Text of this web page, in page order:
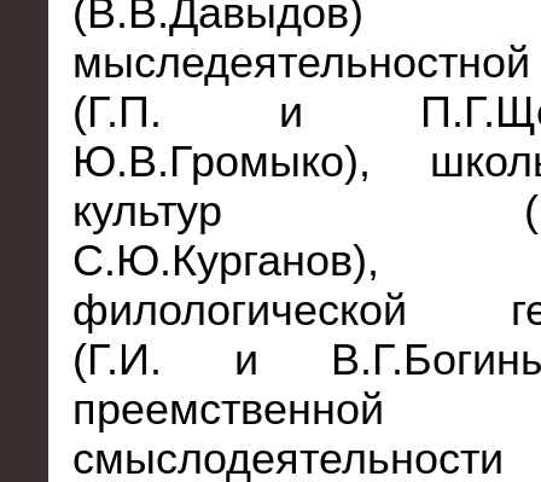
(Г.П. и
Ю.В.Громыко),
культур
филологической
(Г.И. и
преемственной
смыслодеятельности